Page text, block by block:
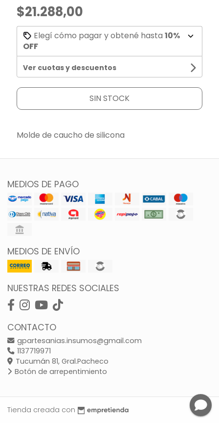
$21.288,00
Elegí cómo pagar y obtené hasta 10%
OFF
Ver cuotas y descuentos
SIN STOCK
Molde de caucho de silicona
MEDIOS DE PAGO
MEDIOS DE ENVÍO
NUESTRAS REDES SOCIALES
CONTACTO
gpartesanias.insumos@gmail.com
1137719971
Tucumán 81, Gral.Pacheco
Botón de arrepentimiento
Tienda creada con